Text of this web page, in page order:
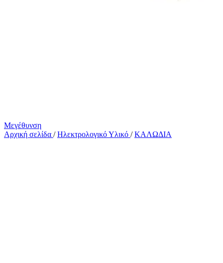
Μεγέθυνση
Αρχική σελίδα / Ηλεκτρολογικό Υλικό / ΚΑΛΩΔΙΑ